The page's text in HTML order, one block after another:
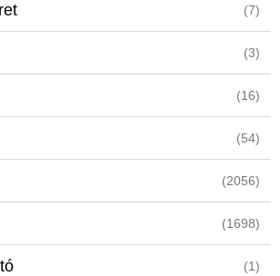
(7)
(3)
(16)
(54)
(2056)
(1698)
(1)